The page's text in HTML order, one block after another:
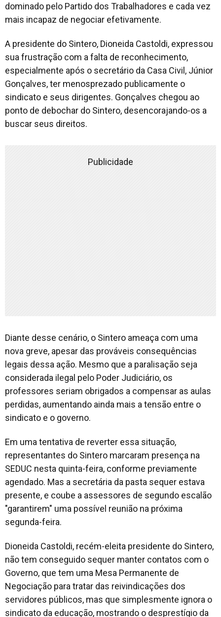
dominado pelo Partido dos Trabalhadores e cada vez
mais incapaz de negociar efetivamente.
A presidente do Sintero, Dioneida Castoldi, expressou
sua frustração com a falta de reconhecimento,
especialmente após o secretário da Casa Civil, Júnior
Gonçalves, ter menosprezado publicamente o
sindicato e seus dirigentes. Gonçalves chegou ao
ponto de debochar do Sintero, desencorajando-os a
buscar seus direitos.
Publicidade
Diante desse cenário, o Sintero ameaça com uma
nova greve, apesar das prováveis consequências
legais dessa ação. Mesmo que a paralisação seja
considerada ilegal pelo Poder Judiciário, os
professores seriam obrigados a compensar as aulas
perdidas, aumentando ainda mais a tensão entre o
sindicato e o governo.
Em uma tentativa de reverter essa situação,
representantes do Sintero marcaram presença na
SEDUC nesta quinta-feira, conforme previamente
agendado. Mas a secretária da pasta sequer estava
presente, e coube a assessores de segundo escalão
"garantirem" uma possível reunião na próxima
segunda-feira.
Dioneida Castoldi, recém-eleita presidente do Sintero,
não tem conseguido sequer manter contatos com o
Governo, que tem uma Mesa Permanente de
Negociação para tratar das reivindicações dos
servidores públicos, mas que simplesmente ignora o
sindicato da educação, mostrando o desprestígio da